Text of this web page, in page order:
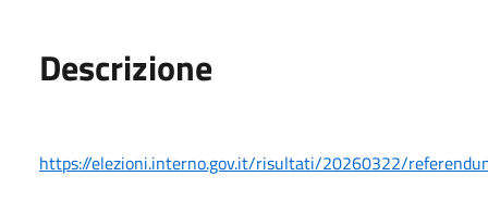
Descrizione
https://elezioni.interno.gov.it/risultati/20260322/